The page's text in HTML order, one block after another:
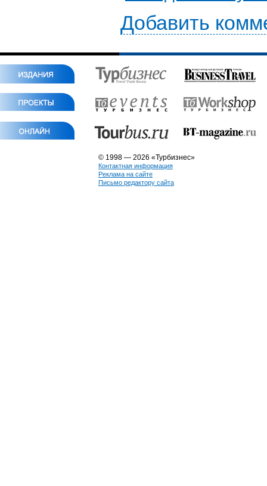
Добавить
© 1998 — 2026 «Турбизнес»
Контактная информация
Реклама на сайте
Письмо редактору сайта